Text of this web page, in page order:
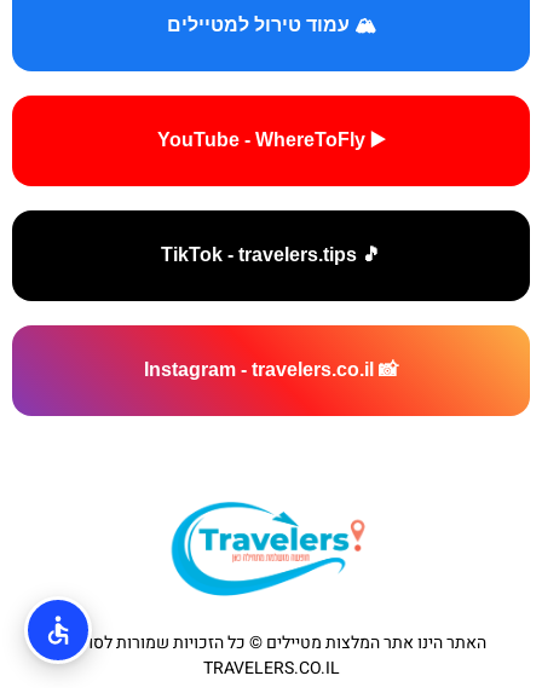
🏔️ עמוד טירול למטיילים
▶️ YouTube - WhereToFly
🎵 TikTok - travelers.tips
📸 Instagram - travelers.co.il
האתר הינו אתר המלצות מטיילים © כל הזכויות שמורות לסוכנות
TRAVELERS.CO.IL